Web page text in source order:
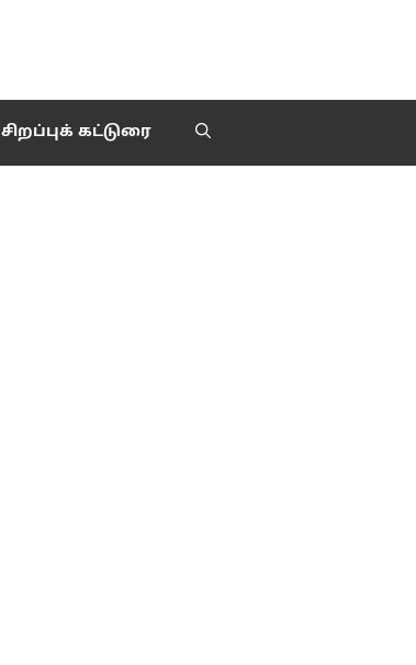
சிறப்புக் கட்டுரை